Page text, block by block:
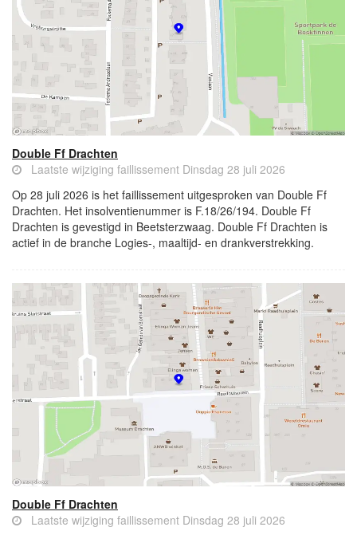
Double Ff Drachten
Laatste wijziging faillissement Dinsdag 28 juli 2026
Op 28 juli 2026 is het faillissement uitgesproken van Double Ff
Drachten. Het insolventienummer is F.18/26/194. Double Ff
Drachten is gevestigd in Beetsterzwaag. Double Ff Drachten is
actief in de branche Logies-, maaltijd- en drankverstrekking.
Double Ff Drachten
Laatste wijziging faillissement Dinsdag 28 juli 2026